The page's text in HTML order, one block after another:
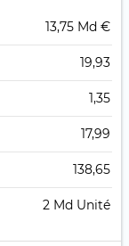
13,75 Md €
19,93
1,35
17,99
138,65
2 Md Unité